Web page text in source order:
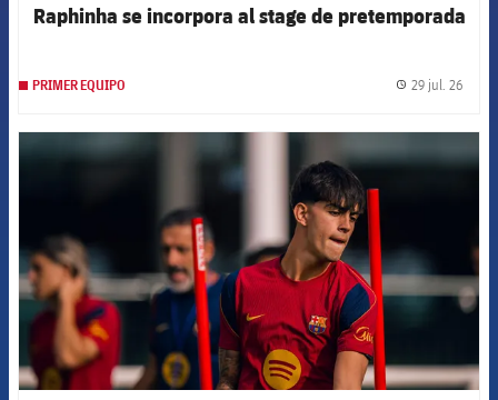
Raphinha se incorpora al stage de pretemporada
PRIMER EQUIPO 29 jul. 26